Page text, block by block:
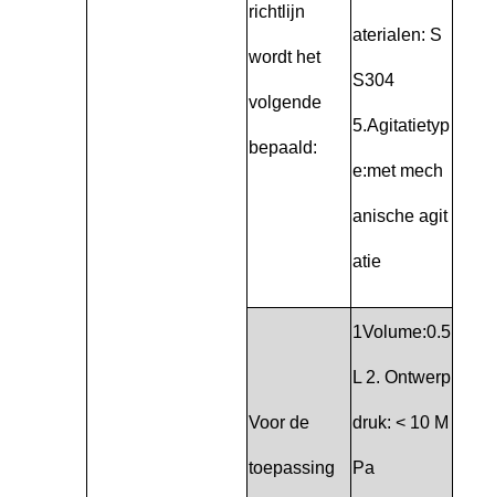
richtlijn
wordt het
volgende
bepaald:
aterialen: S
S304
5.Agitatietyp
e:met mech
anische agit
atie
Voor de
toepassing
1Volume:0.5
L 2. Ontwerp
druk: < 10 M
Pa